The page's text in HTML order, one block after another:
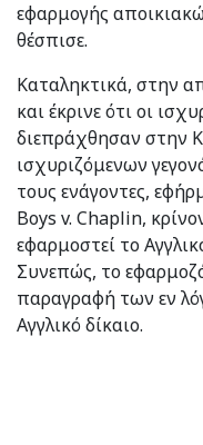
εφαρμογής
θέσπισε.
Καταληκτικά, στην
και έκρινε ότι οι
διεπράχθησαν στην
ισχυριζόμενων
τους ενάγοντες,
Boys v. Chaplin,
εφαρμοστεί το
Συνεπώς, το
παραγραφή των εν
Αγγλικό δίκαιο.